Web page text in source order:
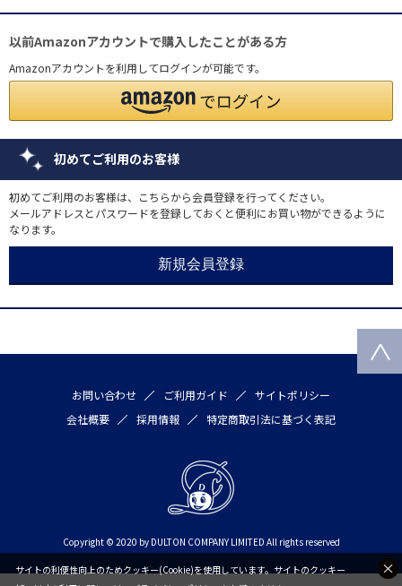
以前Amazonアカウントで購入したことがある方
Amazonアカウントを利用してログインが可能です。
初めてご利用のお客様
初めてご利用のお客様は、こちらから会員登録を行ってください。
メールアドレスとパスワードを登録しておくと便利にお買い物ができるように
なります。
お問い合わせ ご利用ガイド
サイトポリシー
会社概要
採用情報 特定商取引法に基づく表記
Copyright © 2020 by DULTON COMPANY LIMITED All rights reserved
サイトの利便性向上のためクッキー(Cookie)を使用しています。サイトのクッキー